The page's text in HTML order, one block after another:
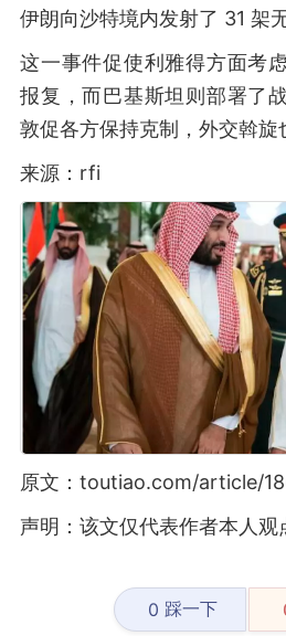
伊朗向沙特境内发射了 31 架
这一事件促使利雅得方面考
报复，而巴基斯坦则部署了
敦促各方保持克制，外交斡旋
来源：rfi
原文：toutiao.com/article/
声明：该文仅代表作者本人观
0 踩一下